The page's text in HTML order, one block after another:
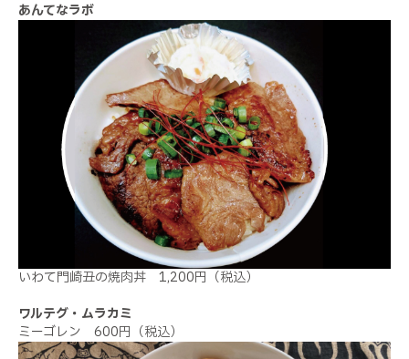
あんてなラボ
いわて門崎丑の焼肉丼 1,200円（税込）
ワルテグ・ムラカミ
ミーゴレン 600円（税込）